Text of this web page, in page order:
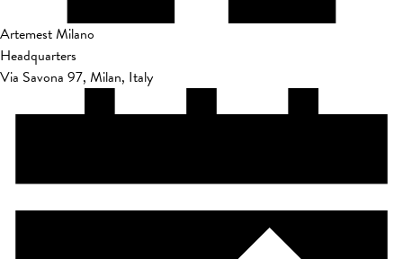
Artemest Milano
Headquarters
Via Savona 97, Milan, Italy